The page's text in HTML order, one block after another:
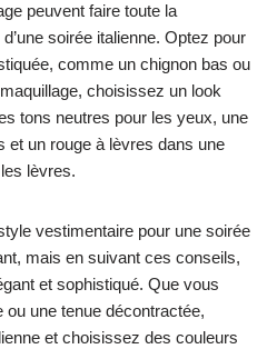
peuvent faire toute la
soirée italienne. Optez pour
comme un chignon bas ou
choisissez un look
tons neutres pour les yeux, une
et un rouge à lèvres dans une
lèvres.
vestimentaire pour une soirée
mais en suivant ces conseils,
et sophistiqué. Que vous
une tenue décontractée,
et choisissez des couleurs